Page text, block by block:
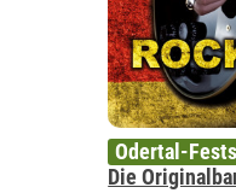
Odertal-
Die